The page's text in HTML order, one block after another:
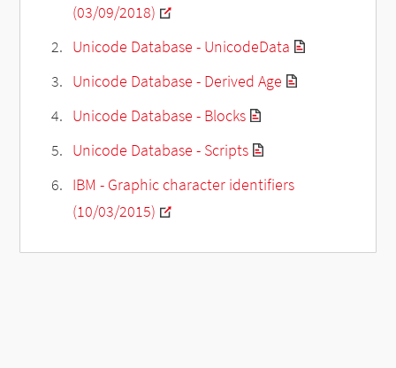
(03/09/2018)
Unicode Database - UnicodeData
Unicode Database - Derived Age
Unicode Database - Blocks
Unicode Database - Scripts
IBM - Graphic character identifiers
(10/03/2015)